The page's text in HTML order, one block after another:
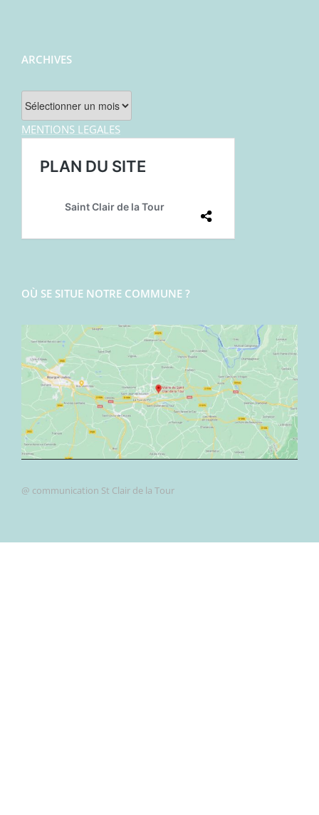
ARCHIVES
Archives
MENTIONS LEGALES
OÙ SE SITUE NOTRE COMMUNE ?
@ communication St Clair de la Tour